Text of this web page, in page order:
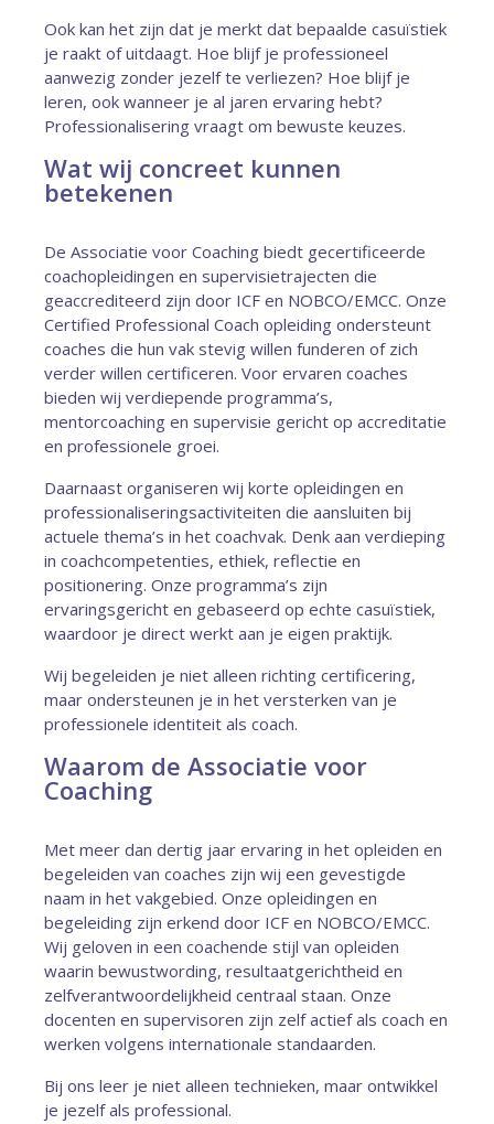
Ook kan het zijn dat je merkt dat bepaalde casuïstiek
je raakt of uitdaagt. Hoe blijf je professioneel
aanwezig zonder jezelf te verliezen? Hoe blijf je
leren, ook wanneer je al jaren ervaring hebt?
Professionalisering vraagt om bewuste keuzes.
Wat wij concreet kunnen
betekenen
De Associatie voor Coaching biedt gecertificeerde
coachopleidingen en supervisietrajecten die
geaccrediteerd zijn door ICF en NOBCO/EMCC. Onze
Certified Professional Coach opleiding ondersteunt
coaches die hun vak stevig willen funderen of zich
verder willen certificeren. Voor ervaren coaches
bieden wij verdiepende programma’s,
mentorcoaching en supervisie gericht op accreditatie
en professionele groei.
Daarnaast organiseren wij korte opleidingen en
professionaliseringsactiviteiten die aansluiten bij
actuele thema’s in het coachvak. Denk aan verdieping
in coachcompetenties, ethiek, reflectie en
positionering. Onze programma’s zijn
ervaringsgericht en gebaseerd op echte casuïstiek,
waardoor je direct werkt aan je eigen praktijk.
Wij begeleiden je niet alleen richting certificering,
maar ondersteunen je in het versterken van je
professionele identiteit als coach.
Waarom de Associatie voor
Coaching
Met meer dan dertig jaar ervaring in het opleiden en
begeleiden van coaches zijn wij een gevestigde
naam in het vakgebied. Onze opleidingen en
begeleiding zijn erkend door ICF en NOBCO/EMCC.
Wij geloven in een coachende stijl van opleiden
waarin bewustwording, resultaatgerichtheid en
zelfverantwoordelijkheid centraal staan. Onze
docenten en supervisoren zijn zelf actief als coach en
werken volgens internationale standaarden.
Bij ons leer je niet alleen technieken, maar ontwikkel
je jezelf als professional.